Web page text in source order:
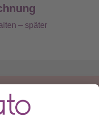
– später
56 0300